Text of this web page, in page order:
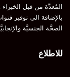
المُعدَّة من قبل
بالإضافة الى توفير
الصحَّة الجنسيَّة
للاطلاع